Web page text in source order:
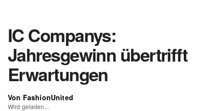
IC Companys:
Jahresgewinn übertrifft
Erwartungen
Von FashionUnited
Wird geladen...